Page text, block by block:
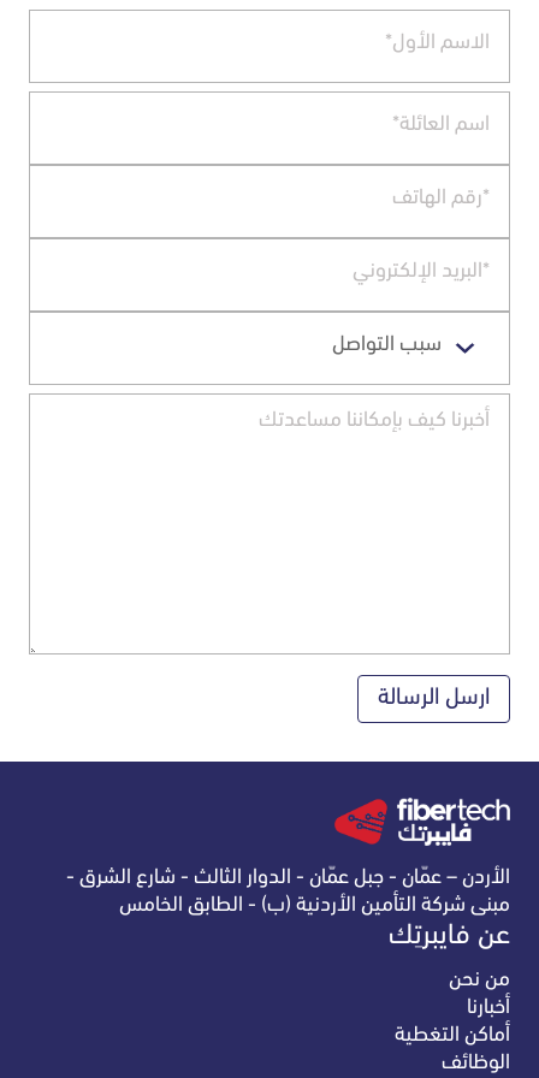
الاطلاع على المزيد من التفاصيل من خلال الضغط علىورقة المواصفات
المرفقة
سبب التواصل
طلب اشتراك بشبكة الفايبر
الاستفسار عن الخدمات
خدمات الشركات
قم بتحديد الموقع الذي تبحث عنه
الأردن – عمّان - جبل عمّان - الدوار الثالث - شارع الشرق -
مبنى شركة التأمين الأردنية (ب) - الطابق الخامس
عن فايبرتِك
من نحن
أخبارنا
أماكن التغطية
الوظائف